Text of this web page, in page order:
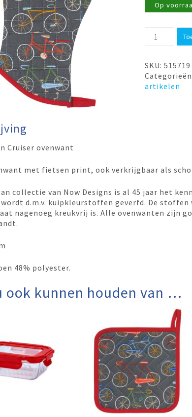
Op
Ovenwant
Fietsen
Now
Design
aantal
SKU:515719
artikelen
Cruiser ovenwant
met fietsen print, ook verkrijgbaar als
collectie van Now Designs is al 45 jaar het
d.m.v. kuipkleurstoffen geverfd. De
nagenoeg kreukvrij is. Alle ovenwanten zijn
48% polyester.
ook kunnen houden van …